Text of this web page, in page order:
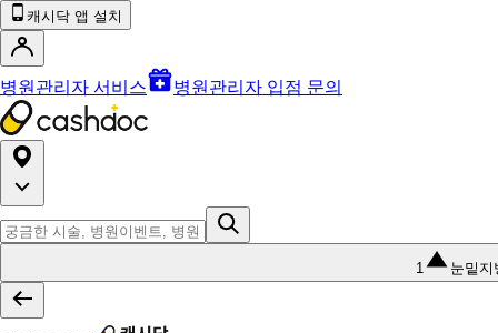
캐시닥 앱 설치
병원관리자 서비스 병원관리자 입점 문의
1 눈밑지